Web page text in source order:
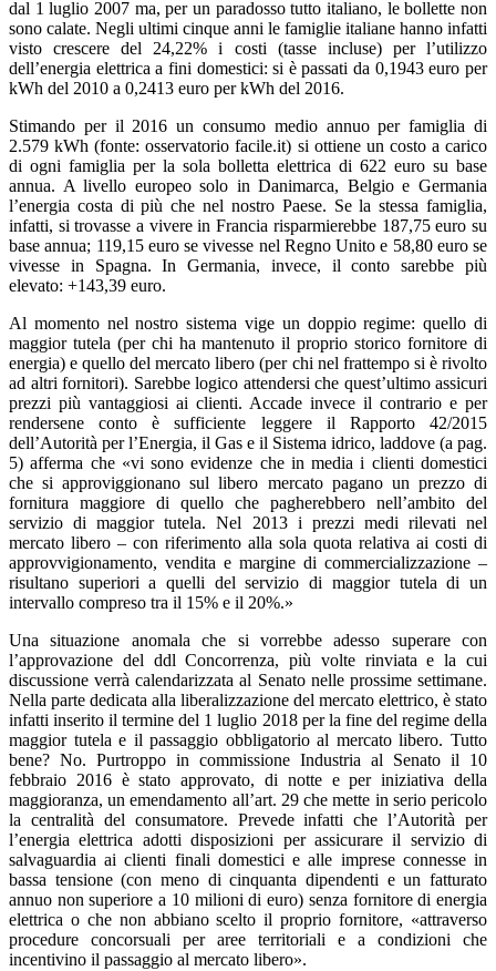
dal 1 luglio 2007 ma, per un paradosso tutto italiano, le bollette non
sono calate. Negli ultimi cinque anni le famiglie italiane hanno infatti
visto crescere del 24,22% i costi (tasse incluse) per l’utilizzo
dell’energia elettrica a fini domestici: si è passati da 0,1943 euro per
kWh del 2010 a 0,2413 euro per kWh del 2016.
Stimando per il 2016 un consumo medio annuo per famiglia di
2.579 kWh (fonte: osservatorio facile.it) si ottiene un costo a carico
di ogni famiglia per la sola bolletta elettrica di 622 euro su base
annua. A livello europeo solo in Danimarca, Belgio e Germania
l’energia costa di più che nel nostro Paese. Se la stessa famiglia,
infatti, si trovasse a vivere in Francia risparmierebbe 187,75 euro su
base annua; 119,15 euro se vivesse nel Regno Unito e 58,80 euro se
vivesse in Spagna. In Germania, invece, il conto sarebbe più
elevato: +143,39 euro.
Al momento nel nostro sistema vige un doppio regime: quello di
maggior tutela (per chi ha mantenuto il proprio storico fornitore di
energia) e quello del mercato libero (per chi nel frattempo si è rivolto
ad altri fornitori). Sarebbe logico attendersi che quest’ultimo assicuri
prezzi più vantaggiosi ai clienti. Accade invece il contrario e per
rendersene conto è sufficiente leggere il Rapporto 42/2015
dell’Autorità per l’Energia, il Gas e il Sistema idrico, laddove (a pag.
5) afferma che «vi sono evidenze che in media i clienti domestici
che si approviggionano sul libero mercato pagano un prezzo di
fornitura maggiore di quello che pagherebbero nell’ambito del
servizio di maggior tutela. Nel 2013 i prezzi medi rilevati nel
mercato libero – con riferimento alla sola quota relativa ai costi di
approvvigionamento, vendita e margine di commercializzazione –
risultano superiori a quelli del servizio di maggior tutela di un
intervallo compreso tra il 15% e il 20%.»
Una situazione anomala che si vorrebbe adesso superare con
l’approvazione del ddl Concorrenza, più volte rinviata e la cui
discussione verrà calendarizzata al Senato nelle prossime settimane.
Nella parte dedicata alla liberalizzazione del mercato elettrico, è stato
infatti inserito il termine del 1 luglio 2018 per la fine del regime della
maggior tutela e il passaggio obbligatorio al mercato libero. Tutto
bene? No. Purtroppo in commissione Industria al Senato il 10
febbraio 2016 è stato approvato, di notte e per iniziativa della
maggioranza, un emendamento all’art. 29 che mette in serio pericolo
la centralità del consumatore. Prevede infatti che l’Autorità per
l’energia elettrica adotti disposizioni per assicurare il servizio di
salvaguardia ai clienti finali domestici e alle imprese connesse in
bassa tensione (con meno di cinquanta dipendenti e un fatturato
annuo non superiore a 10 milioni di euro) senza fornitore di energia
elettrica o che non abbiano scelto il proprio fornitore, «attraverso
procedure concorsuali per aree territoriali e a condizioni che
incentivino il passaggio al mercato libero».